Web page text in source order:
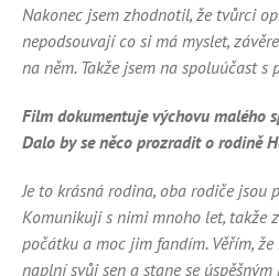
Nakonec jsem zhodnotil, že tvůrci
nepodsouvají co si má myslet,
na něm. Takže jsem na spoluúčast
Film dokumentuje výchovu malého
Dalo by se něco prozradit o rodině
Je to krásná rodina, oba rodiče jsou
Komunikuji s nimi mnoho let, takže
počátku a moc jim fandím. Věřím,
naplní svůj sen a stane se